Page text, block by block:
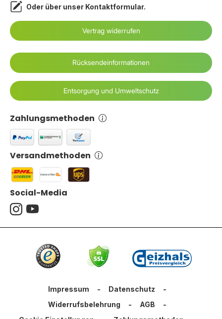
Oder über unser Kontaktformular.
Vertrag widerrufen
Zahlungsmethoden
Versandmethoden
Rücksendeinformationen
Entsorgung und Umweltschutz
Social-Media
Impressum - Datenschutz
-
Widerrufsbelehrung
- AGB
-